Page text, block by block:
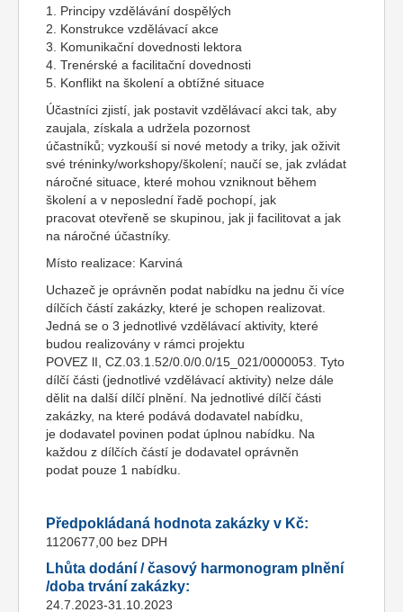
1. Principy vzdělávání dospělých
2. Konstrukce vzdělávací akce
3. Komunikační dovednosti lektora
4. Trenérské a facilitační dovednosti
5. Konflikt na školení a obtížné situace
Účastníci zjistí, jak postavit vzdělávací akci tak, aby
zaujala, získala a udržela pozornost
účastníků; vyzkouší si nové metody a triky, jak oživit
své tréninky/workshopy/školení; naučí se, jak zvládat
náročné situace, které mohou vzniknout během
školení a v neposlední řadě pochopí, jak
pracovat otevřeně se skupinou, jak ji facilitovat a jak
na náročné účastníky.
Místo realizace: Karviná
Uchazeč je oprávněn podat nabídku na jednu či více
dílčích částí zakázky, které je schopen realizovat.
Jedná se o 3 jednotlivé vzdělávací aktivity, které
budou realizovány v rámci projektu
POVEZ lI, CZ.03.1.52/0.0/0.0/15_021/0000053. Tyto
dílčí části (jednotlivé vzdělávací aktivity) nelze dále
dělit na další dílčí plnění. Na jednotlivé dílčí části
zakázky, na které podává dodavatel nabídku,
je dodavatel povinen podat úplnou nabídku. Na
každou z dílčích částí je dodavatel oprávněn
podat pouze 1 nabídku.
Předpokládaná hodnota zakázky v Kč:
1120677,00 bez DPH
Lhůta dodání / časový harmonogram plnění
/doba trvání zakázky:
24.7.2023-31.10.2023